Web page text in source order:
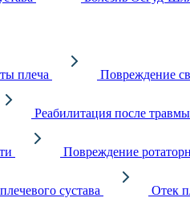
плеча Повреждение
Реабилитация после
Повреждение
сустава Отек